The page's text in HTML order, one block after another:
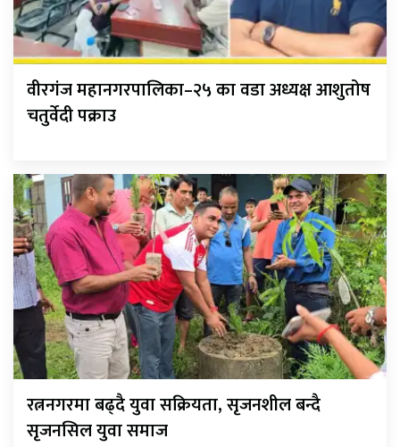
वीरगंज महानगरपालिका–२५ का वडा अध्यक्ष आशुतोष
चतुर्वेदी पक्राउ
रत्ननगरमा बढ्दै युवा सक्रियता, सृजनशील बन्दै
सृजनसिल युवा समाज